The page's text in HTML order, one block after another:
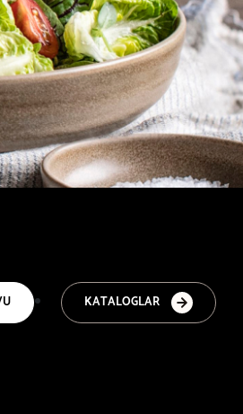
KATALOGLAR